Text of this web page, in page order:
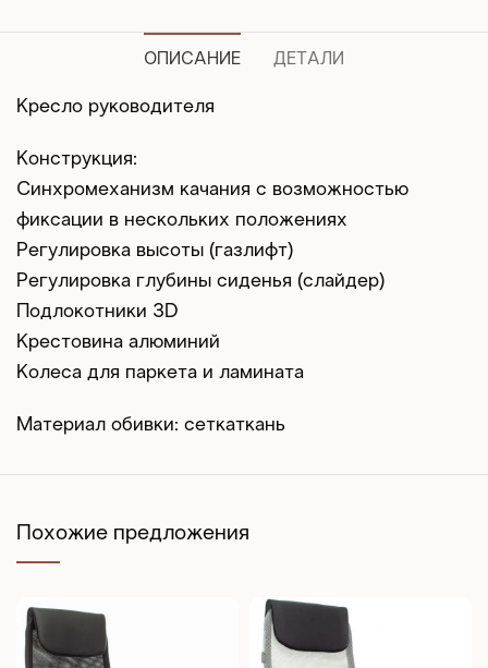
ОПИСАНИЕ ДЕТАЛИ
Кресло руководителя
Конструкция:
Синхромеханизм качания с возможностью
фиксации в нескольких положениях
Регулировка высоты (газлифт)
Регулировка глубины сиденья (слайдер)
Подлокотники 3D
Крестовина алюминий
Колеса для паркета и ламината
Материал обивки: сеткаткань
Похожие предложения